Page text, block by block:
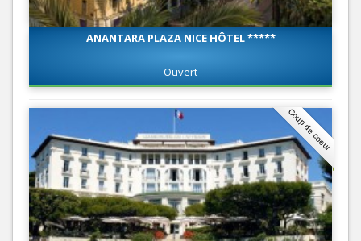
ANANTARA PLAZA NICE HÔTEL *****
Ouvert
Coup de coeur